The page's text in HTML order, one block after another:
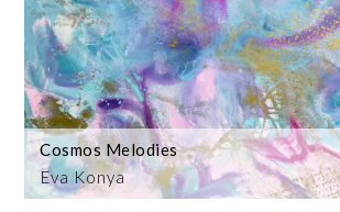
Eva Konya
Cosmos Melodies